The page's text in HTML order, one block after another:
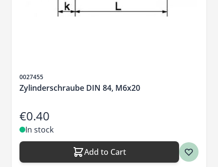
Sku
0027455
Zylinderschraube DIN 84, M6x20
€0.40
In stock
Add to Cart